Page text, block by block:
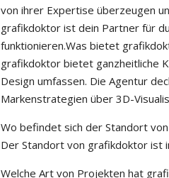
von ihrer Expertise überzeugen
grafikdoktor ist dein Partner für
funktionieren.Was bietet
grafikdoktor bietet ganzheitliche
Design umfassen. Die Agentur
Markenstrategien über 3D-
Wo befindet sich der Standort
Der Standort von grafikdoktor ist
Welche Art von Projekten hat